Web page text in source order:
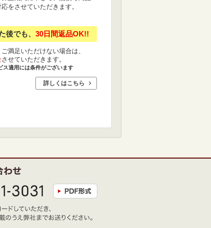
をさせていただきます。
後でも、 30日間返品OK!!
満足いただけない場合は、
させていただきます。
ス適用には条件がございます
詳しくはこちら